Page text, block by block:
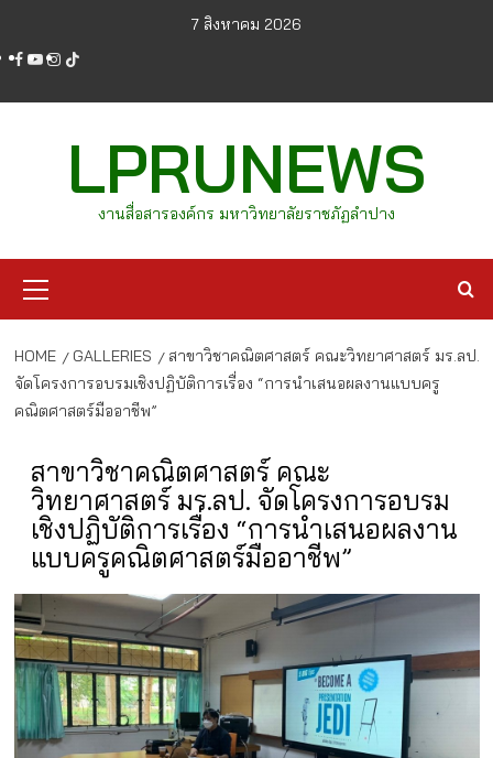
content
7 สิงหาคม 2026
facebook
youtube
instagram
tiktok
LPRUNEWS
งานสื่อสารองค์กร มหาวิทยาลัยราชภัฏลำปาง
Menu
HOME GALLERIES
สาขาวิชาคณิตศาสตร์ คณะวิทยาศาสตร์ มร.ลป.
จัดโครงการอบรมเชิงปฏิบัติการเรื่อง “การนำเสนอผลงานแบบครู
คณิตศาสตร์มืออาชีพ”
สาขาวิชาคณิตศาสตร์ คณะ
วิทยาศาสตร์ มร.ลป. จัดโครงการอบรม
เชิงปฏิบัติการเรื่อง “การนำเสนอผลงาน
แบบครูคณิตศาสตร์มืออาชีพ”